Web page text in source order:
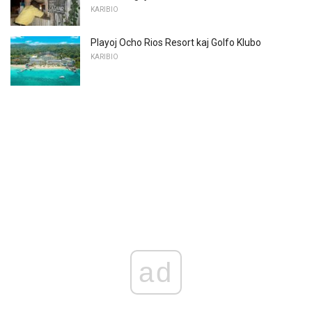
KARIBIO
Playoj Ocho Rios Resort kaj Golfo Klubo
KARIBIO
ad